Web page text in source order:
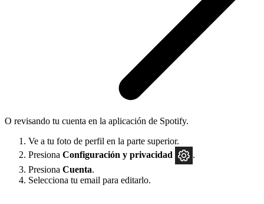
O revisando tu cuenta en la aplicación de Spotify.
Ve a tu foto de perfil en la parte superior.
Presiona Configuración y privacidad
.
Presiona Cuenta.
Selecciona tu email para editarlo.